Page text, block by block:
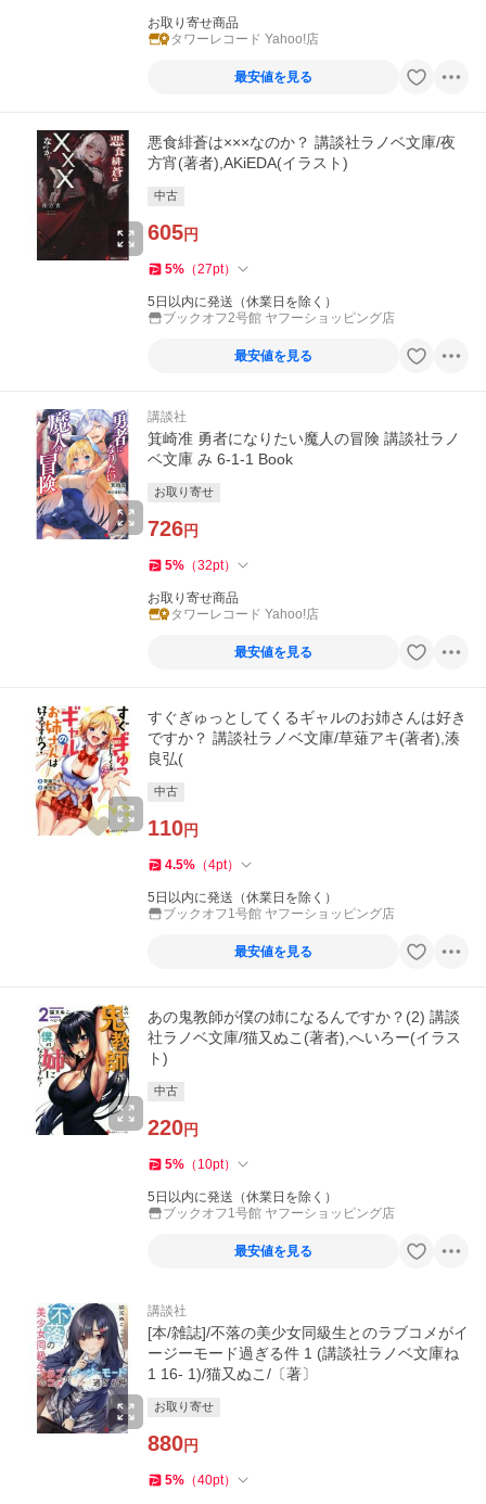
お取り寄せ商品
タワーレコード Yahoo!店
最安値を見る
悪食緋蒼は×××なのか？ 講談社ラノベ文庫/夜
方宵(著者),AKiEDA(イラスト)
中古
605円
5% （27pt）
5日以内に発送（休業日を除く）
ブックオフ2号館 ヤフーショッピング店
最安値を見る
講談社
箕崎准 勇者になりたい魔人の冒険 講談社ラノ
ベ文庫 み 6-1-1 Book
お取り寄せ
726円
5% （32pt）
お取り寄せ商品
タワーレコード Yahoo!店
最安値を見る
すぐぎゅっとしてくるギャルのお姉さんは好き
ですか？ 講談社ラノベ文庫/草薙アキ(著者),湊
良弘(
中古
110円
4.5% （4pt）
5日以内に発送（休業日を除く）
ブックオフ1号館 ヤフーショッピング店
最安値を見る
あの鬼教師が僕の姉になるんですか？(2) 講談
社ラノベ文庫/猫又ぬこ(著者),へいろー(イラス
ト)
中古
220円
5% （ 10pt）
5日以内に発送（休業日を除く）
ブックオフ1号館 ヤフーショッピング店
最安値を見る
講談社
[本/雑誌]/不落の美少女同級生とのラブコメがイ
ージーモード過ぎる件 1 (講談社ラノベ文庫ね
1 16- 1)/猫又ぬこ/〔著〕
お取り寄せ
880円
5% （40pt）